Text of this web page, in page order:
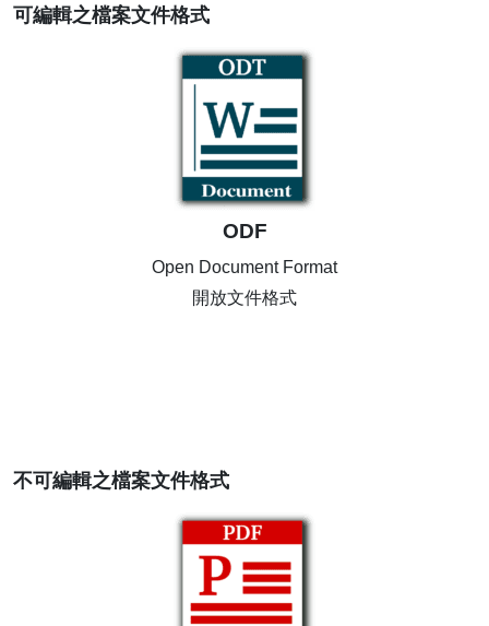
可編輯之檔案文件格式
ODF
Open Document Format
開放文件格式
不可編輯之檔案文件格式